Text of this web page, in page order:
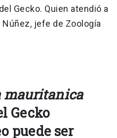
Gecko. Quien atendió a
jefe de Zoología
mauritanica
Gecko
puede ser